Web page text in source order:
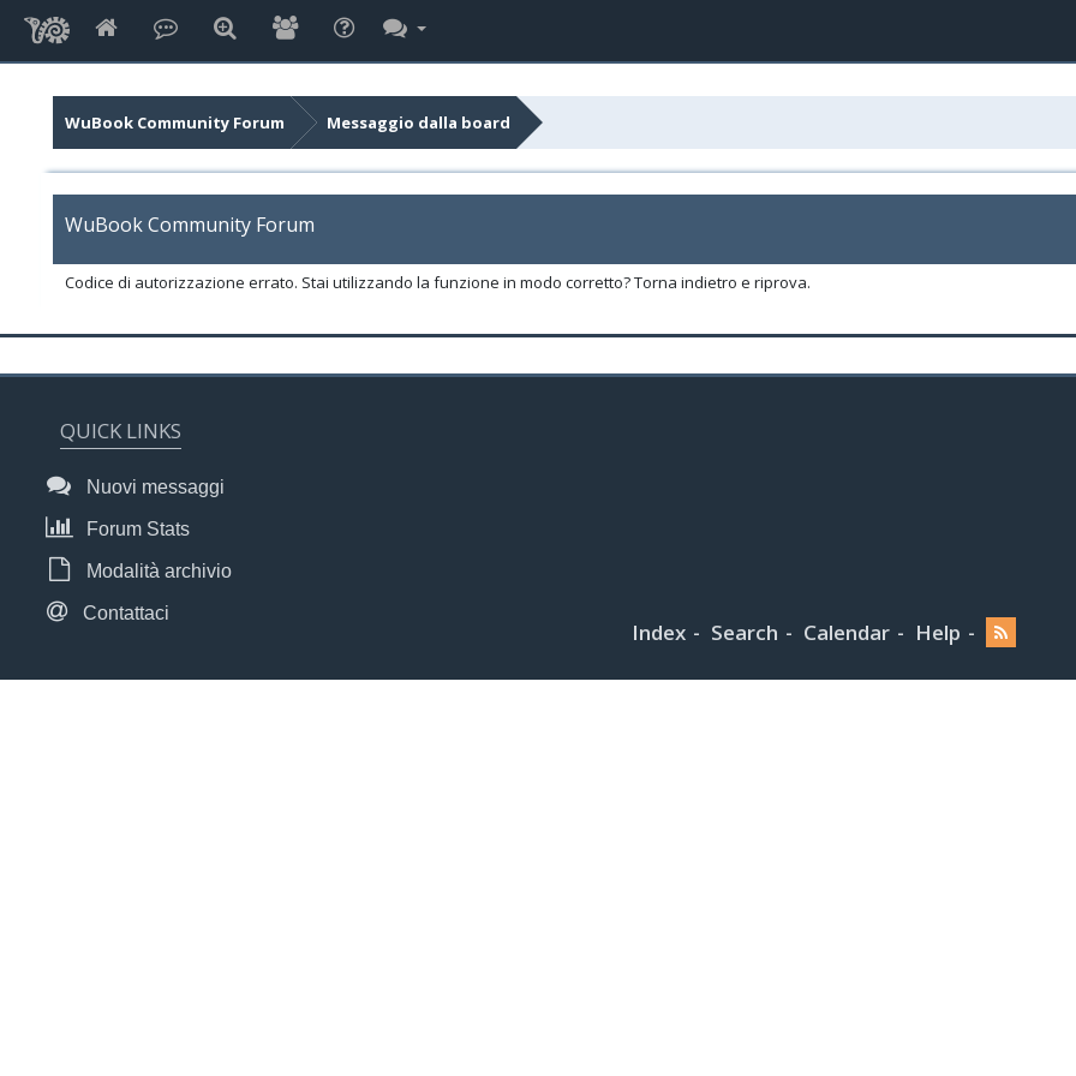
WuBook Community Forum Messaggio dalla board
WuBook Community Forum
Codice di autorizzazione errato. Stai utilizzando la funzione in modo corretto? Torna indietro e riprova.
QUICK LINKS
Nuovi messaggi
Forum Stats
Modalità archivio
Contattaci
Index Search Calendar Help